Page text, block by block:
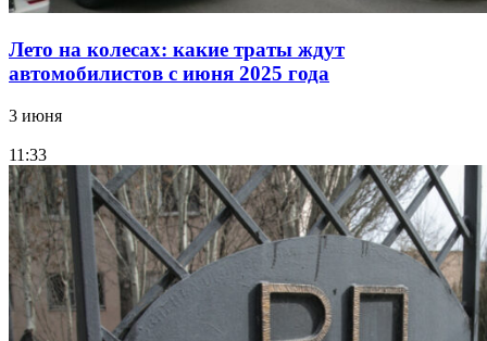
Лето на колесах: какие траты ждут
автомобилистов с июня 2025 года
3 июня
11:33